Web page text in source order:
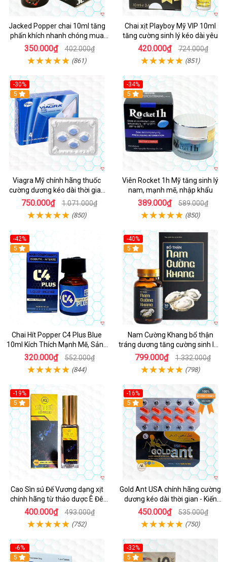
Jacked Popper chai 10ml tăng
phấn khích nhanh chóng mua
ngay
350.000₫ 402.000₫
(861)
Chai xịt Playboy Mỹ VIP 10ml
tăng cường sinh lý kéo dài yêu
420.000₫ 724.000₫
(851)
-30%
5
Viagra Mỹ chính hãng thuốc
cường dương kéo dài thời gian
cho Nam nhập khẩu chính ngạch
750.000₫ 1.071.000₫
(850)
-34%
5
Viên Rocket 1h Mỹ tăng sinh lý
nam, mạnh mẽ, nhập khẩu
389.000₫ 589.000₫
(850)
-42%
5
Chai Hít Popper C4 Plus Blue
10ml Kích Thích Mạnh Mẽ, Sảng
Khoái
320.000₫ 552.000₫
(844)
-40%
5
Nam Cường Khang bổ thận
tráng dương tăng cường sinh lực
nam
799.000₫ 1.332.000₫
(798)
-19%
5
Cao Sìn sú Đế Vương dạng xịt
chính hãng từ thảo dược Ê Đê
Việt Nam
400.000₫ 493.000₫
(752)
-16%
5
Gold Ant USA chính hãng cường
dương kéo dài thời gian - Kiến
Vàng Đen Tây Tạng
450.000₫ 535.000₫
(750)
-6%
5
-32%
5